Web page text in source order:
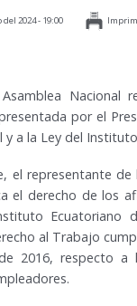
2024 - 19:00
Nacional
por el
y a la Ley del
el representante
el derecho de los
Ecuatoriano
al Trabajo
de 2016, respecto